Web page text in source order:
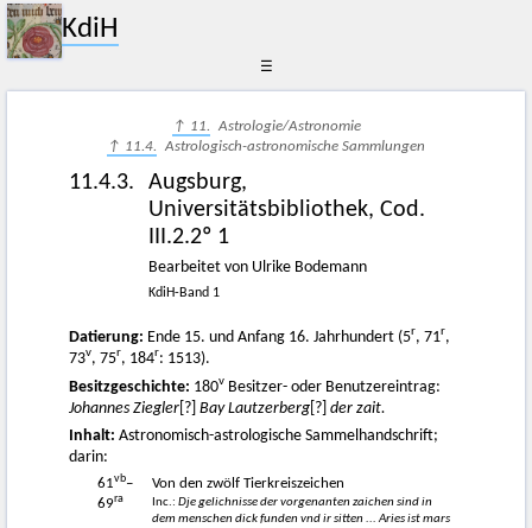
KdiH
☰
↑ 11. Astrologie/Astronomie
↑ 11.4. Astrologisch-astronomische Sammlungen
11.4.3.
Augsburg,
Universitätsbibliothek, Cod.
III.2.2º 1
Bearbeitet von Ulrike Bodemann
KdiH-Band 1
Datierung: Ende 15. und Anfang 16. Jahrhundert (5r, 71r,
73v, 75r, 184r: 1513).
Besitzgeschichte: 180v Besitzer- oder Benutzereintrag:
Johannes Ziegler [?] Bay Lautzerberg [?] der zait.
Inhalt: Astronomisch-astrologische Sammelhandschrift;
darin:
61vb–
69ra
Von den zwölf Tierkreiszeichen
Inc.: Dje gelichnisse der vorgenanten zaichen sind in
dem menschen dick funden vnd ir sitten ... Aries ist mars